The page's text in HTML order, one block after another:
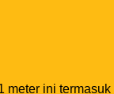
meter ini